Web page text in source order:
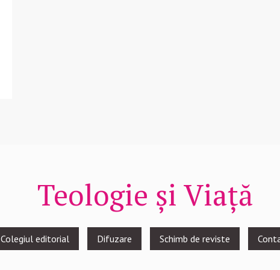
Teologie și Viață
Colegiul editorial Difuzare Schimb de reviste